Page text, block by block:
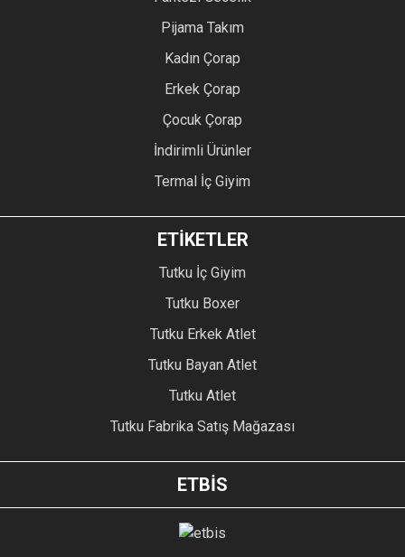
Pijama Takım
Kadın Çorap
Erkek Çorap
Çocuk Çorap
İndirimli Ürünler
Termal İç Giyim
ETİKETLER
Tutku İç Giyim
Tutku Boxer
Tutku Erkek Atlet
Tutku Bayan Atlet
Tutku Atlet
Tutku Fabrika Satış Mağazası
ETBİS